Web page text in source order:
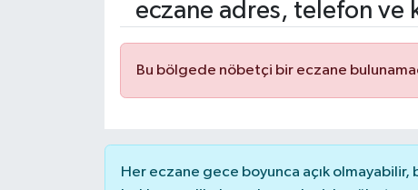
eczane adres, telefon ve
Bu bölgede nöbetçi bir eczane
Her eczane gece boyunca açık olmayabilir,
Ardahan Müftülüğü
Artvin Müftülüğü
Balıkesir Müftülüğü
Peygamberimizin Hayatı
DİYANET AKADEMİ
DİYANET RADYO/TV